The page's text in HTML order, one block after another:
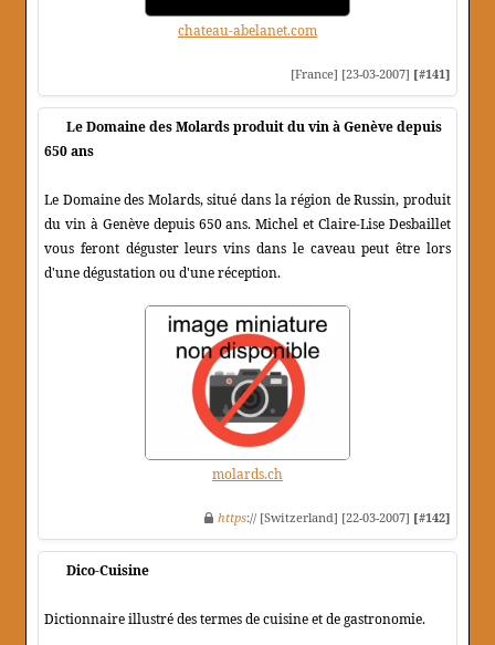
chateau-abelanet.com
[France] [23-03-2007] [#141]
Le Domaine des Molards produit du vin à Genève depuis
650 ans
Le Domaine des Molards, situé dans la région de Russin, produit
du vin à Genève depuis 650 ans. Michel et Claire-Lise Desbaillet
vous feront déguster leurs vins dans le caveau peut être lors
d'une dégustation ou d'une réception.
molards.ch
https:// [Switzerland] [22-03-2007] [#142]
Dico-Cuisine
Dictionnaire illustré des termes de cuisine et de gastronomie.